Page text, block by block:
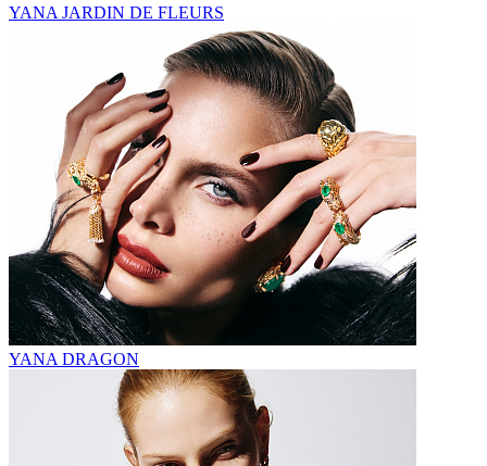
YANA JARDIN DE FLEURS
YANA DRAGON